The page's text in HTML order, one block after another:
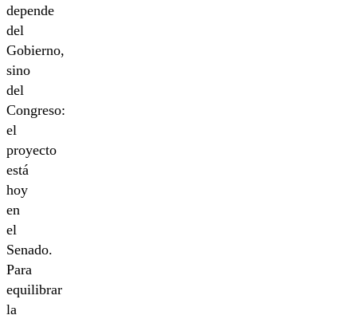
depende
del
Gobierno,
sino
del
Congreso:
el
proyecto
está
hoy
en
el
Senado.
Para
equilibrar
la